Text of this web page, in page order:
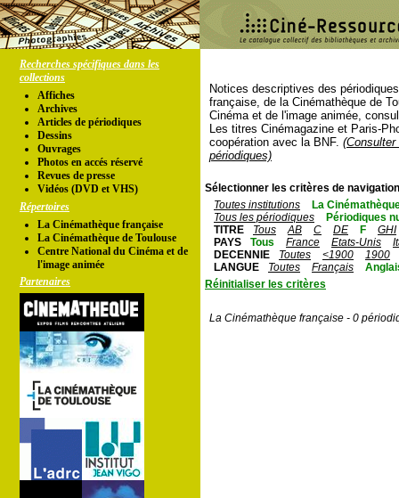
Recherches spécifiques dans les
collections
Affiches
Archives
Articles de périodiques
Dessins
Ouvrages
Photos en accés réservé
Revues de presse
Vidéos (DVD et VHS)
Répertoires
La Cinémathèque française
La Cinémathèque de Toulouse
Centre National du Cinéma et de
l'image animée
Partenaires
Notices descriptives des
française, de la Cinémathèque de
Cinéma et de l'image animée,
Les titres Cinémagazine et Paris-
coopération avec la BNF.
périodiques)
Sélectionner les critères de
Toutes institutions
La
Tous les périodiques
Périodiques
TITRE
Tous AB C DE F
GHI
PAYS
Tous France Etats-Unis
DECENNIE
Toutes <1900
1900
LANGUE
Toutes Français
Réinitialiser les critères
La Cinémathèque française - 0